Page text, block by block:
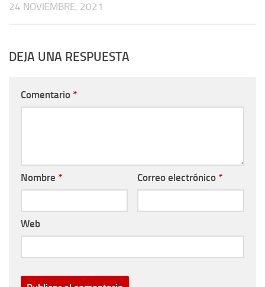
24 NOVIEMBRE, 2021
DEJA UNA RESPUESTA
Comentario *
Nombre * Correo electrónico *
Web